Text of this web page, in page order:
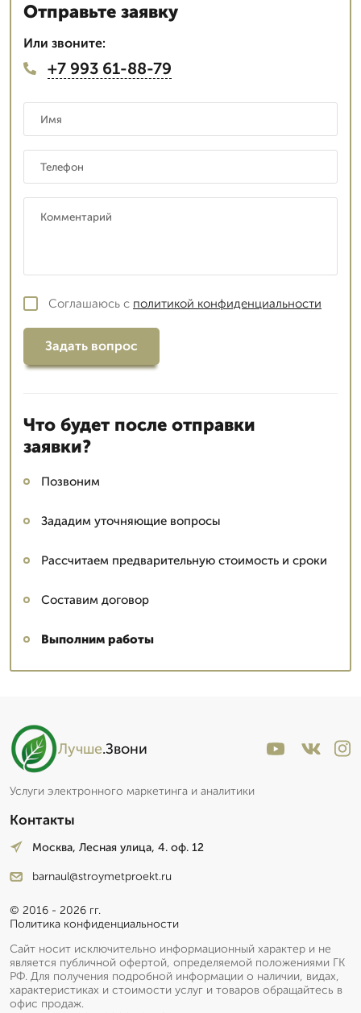
Отправьте заявку
Или звоните:
+7 993 61-88-79
Соглашаюсь с политикой конфиденциальности
Задать вопрос
Что будет после отправки
заявки?
Позвоним
Зададим уточняющие вопросы
Рассчитаем предварительную стоимость и сроки
Составим договор
Выполним работы
Лучше.Звони
Услуги электронного маркетинга и аналитики
Контакты
Москва, Лесная улица, 4. оф. 12
barnaul@stroymetproekt.ru
© 2016 - 2026 гг.
Политика конфиденциальности
Сайт носит исключительно информационный характер и не
является публичной офертой, определяемой положениями ГК
РФ. Для получения подробной информации о наличии, видах,
характеристиках и стоимости услуг и товаров обращайтесь в
офис продаж.